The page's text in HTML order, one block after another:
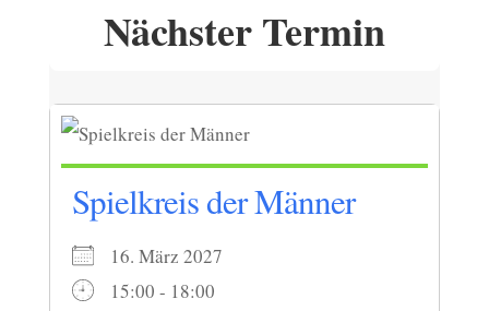
Nächster Termin
Spielkreis der Männer
16. März 2027
15:00 - 18:00